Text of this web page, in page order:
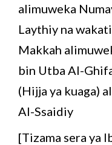
alimuweka
Laythiy na
Makkah
bin Utba Al-
(Hijja ya kuaga)
Al-Ssaidiy
[Tizama sera ya